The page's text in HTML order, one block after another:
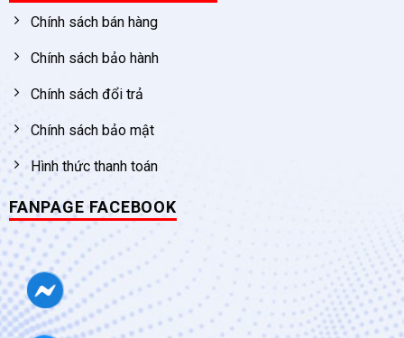
Chính sách bán hàng
Chính sách bảo hành
Chính sách đổi trả
Chính sách bảo mật
Hình thức thanh toán
FANPAGE FACEBOOK